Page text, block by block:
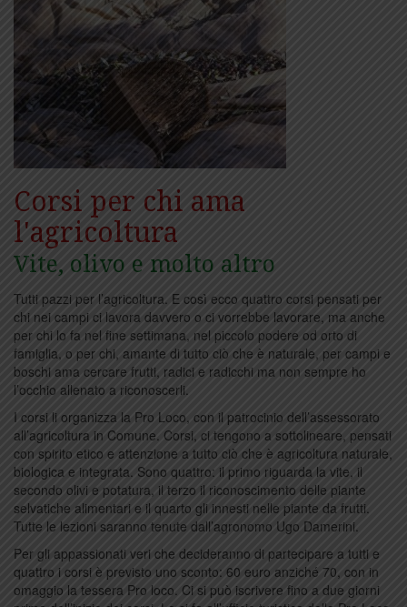
Corsi per chi ama
l'agricoltura
Vite, olivo e molto altro
Tutti pazzi per l’agricoltura. E così ecco quattro corsi pensati per
chi nei campi ci lavora davvero o ci vorrebbe lavorare, ma anche
per chi lo fa nel fine settimana, nel piccolo podere od orto di
famiglia, o per chi, amante di tutto ciò che è naturale, per campi e
boschi ama cercare frutti, radici e radicchi ma non sempre ho
l’occhio allenato a riconoscerli.
I corsi li organizza la Pro Loco, con il patrocinio dell’assessorato
all’agricoltura in Comune. Corsi, ci tengono a sottolineare, pensati
con spirito etico e attenzione a tutto ciò che è agricoltura naturale,
biologica e integrata. Sono quattro: il primo riguarda la vite, il
secondo olivi e potatura, il terzo il riconoscimento delle piante
selvatiche alimentari e il quarto gli innesti nelle piante da frutti.
Tutte le lezioni saranno tenute dall’agronomo Ugo Damerini.
Per gli appassionati veri che decideranno di partecipare a tutti e
quattro i corsi è previsto uno sconto: 60 euro anziché 70, con in
omaggio la tessera Pro loco. Ci si può iscrivere fino a due giorni